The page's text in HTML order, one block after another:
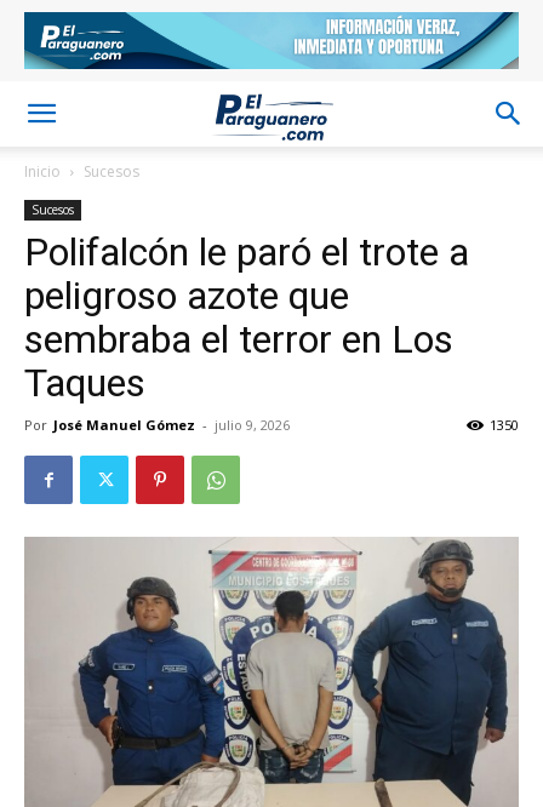
Inicio Sucesos
Sucesos
Polifalcón le paró el trote a
peligroso azote que
sembraba el terror en Los
Taques
Por José Manuel Gómez - julio 9, 2026 1350